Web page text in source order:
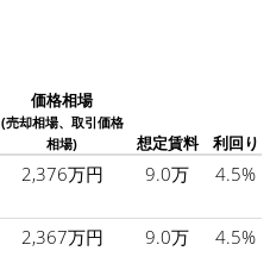
価格相場
(売却相場、取引価格
相場)
想定賃料 利回り
2,376万円 9.0万 4.5%
2,367万円 9.0万 4.5%